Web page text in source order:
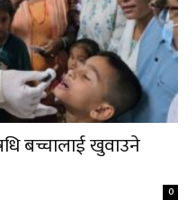
बच्चालाई खुवाउने
0